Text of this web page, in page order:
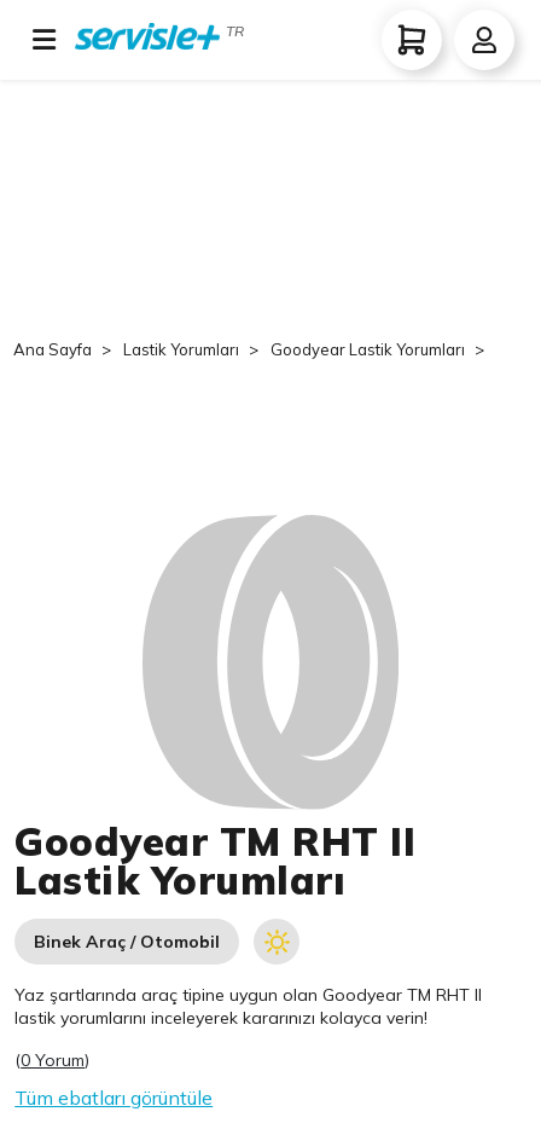
TR
Ana Sayfa Lastik Yorumları Goodyear Lastik Yorumları
Goodyear TM RHT II
Lastik Yorumları
Binek Araç / Otomobil
Yaz şartlarında araç tipine uygun olanGoodyear TM RHT II
lastik yorumlarını inceleyerek kararınızı kolayca verin!
(0 Yorum)
Tüm ebatları görüntüle